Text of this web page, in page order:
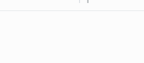
15 De Septiembre De 2025